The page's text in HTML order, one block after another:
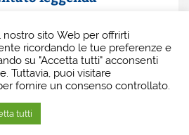
che, con intuito e coraggio, ha
della
nostro sito Web per offrirti
ricordando le tue preferenze e
su "Accetta tutti" acconsenti
Tuttavia, puoi visitare
fornire un consenso controllato.
tutti